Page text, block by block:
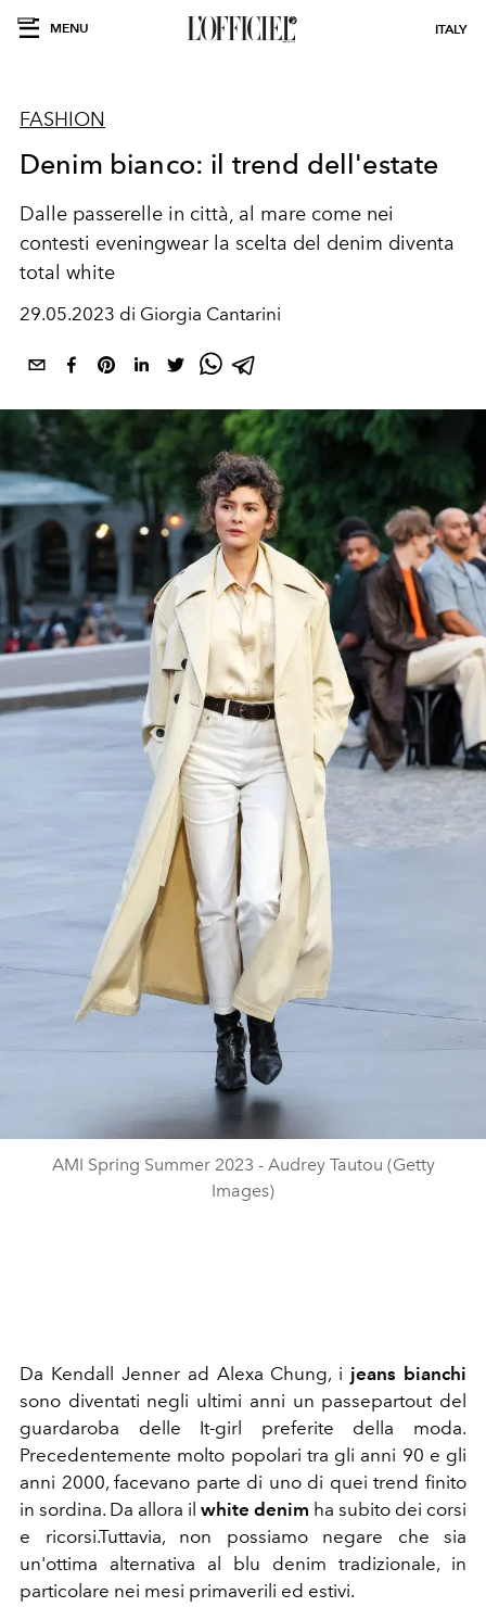
MENU ITALY
FASHION
Denim bianco: il trend dell'estate
Dalle passerelle in città, al mare come nei
contesti eveningwear la scelta del denim diventa
total white
29.05.2023 di Giorgia Cantarini
AMI Spring Summer 2023 - Audrey Tautou (Getty
Images)
Da Kendall Jenner ad Alexa Chung, i jeans bianchi
sono diventati negli ultimi anni un passepartout del
guardaroba delle It-girl preferite della moda.
Precedentemente molto popolari tra gli anni 90 e gli
anni 2000, facevano parte di uno di quei trend finito
in sordina. Da allora il white denim ha subito dei corsi
e ricorsi.Tuttavia, non possiamo negare che sia
un'ottima alternativa al blu denim tradizionale, in
particolare nei mesi primaverili ed estivi.